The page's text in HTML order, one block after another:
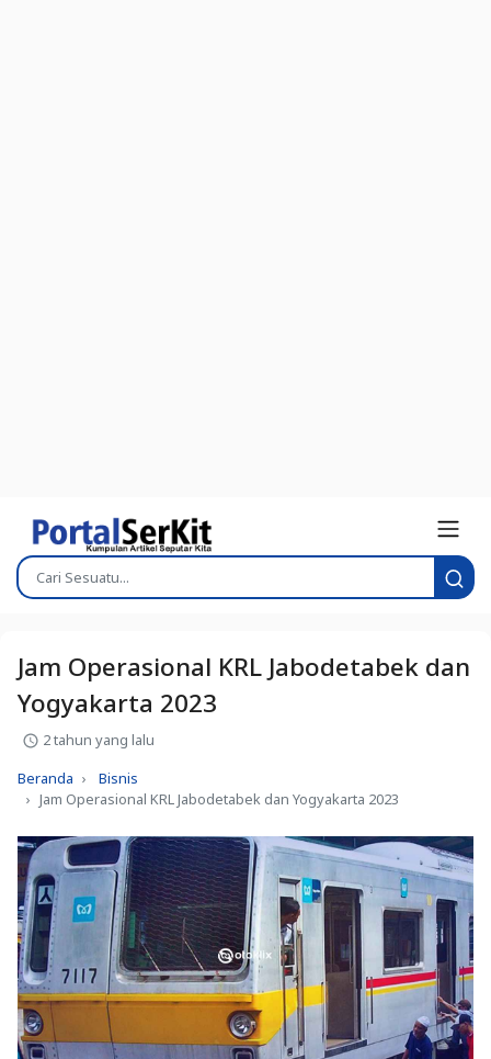
Jam Operasional KRL Jabodetabek dan
Yogyakarta 2023
2 tahun yang lalu
Beranda
Bisnis
Jam Operasional KRL Jabodetabek dan Yogyakarta 2023